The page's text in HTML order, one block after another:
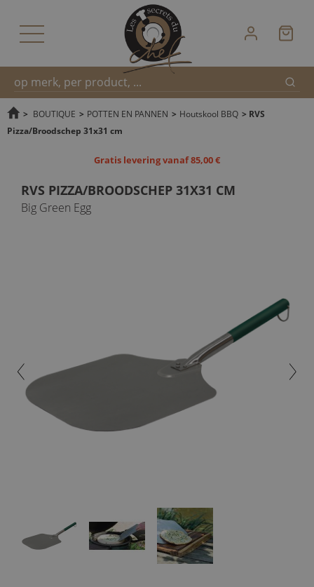
Snel
> BOUTIQUE > POTTEN EN PANNEN > Houtskool BBQ > RVS
Pizza/Broodschep 31x31 cm
Gratis levering vanaf 85,00 €
RVS PIZZA/BROODSCHEP 31X31 CM
Big Green Egg